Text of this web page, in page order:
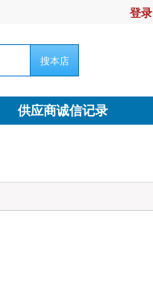
登录
搜本店
供应商诚信记录